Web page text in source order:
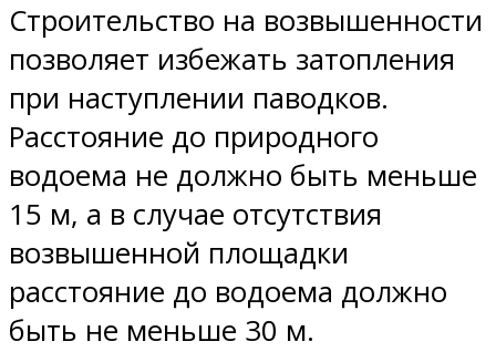
Строительство на возвышенности
позволяет избежать затопления
при наступлении паводков.
Расстояние до природного
водоема не должно быть меньше
15 м, а в случае отсутствия
возвышенной площадки
расстояние до водоема должно
быть не меньше 30 м.